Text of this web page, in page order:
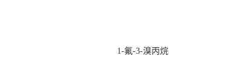
1-氟-3-溴丙烷